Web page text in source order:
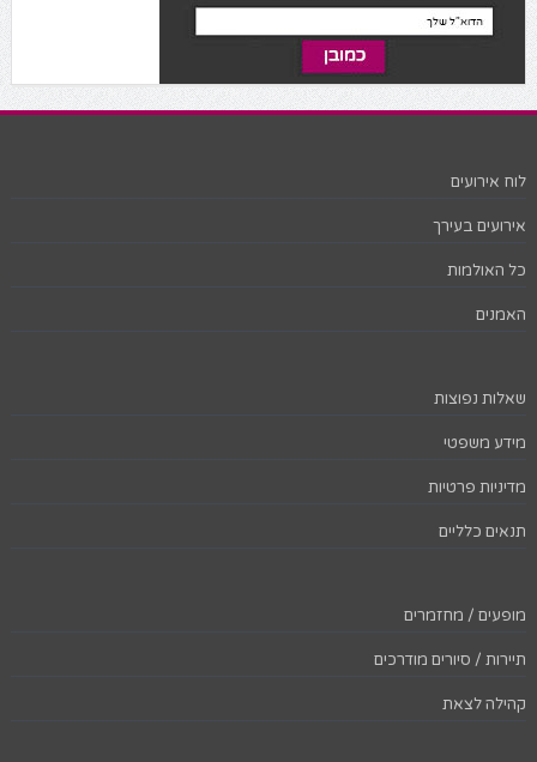
לוח אירועים
אירועים בעירך
כל האולמות
האמנים
שאלות נפוצות
מידע משפטי
מדיניות פרטיות
תנאים כלליים
מופעים / מחזמרים
תיירות / סיורים מודרכים
קהילה לצאת